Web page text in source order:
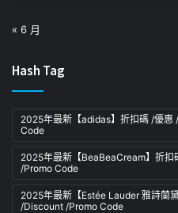
« 6 月
Hash Tag
2025年最新【adidas】折扣碼 /優
Code
2025年最新【BeaBeaCream】折
/Promo Code
2025年最新【Estée Lauder 雅詩蘭
/Discount /Promo Code